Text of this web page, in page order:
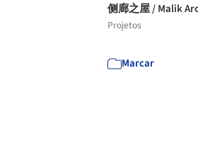
侧廊之屋 / Malik
Projetos
Marcar